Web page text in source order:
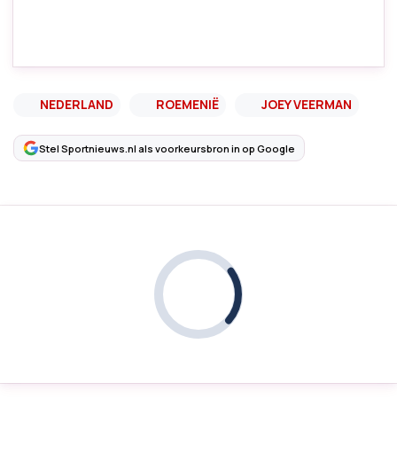
NEDERLAND ROEMENIË JOEY VEERMAN
Stel Sportnieuws.nl als voorkeursbron in op Google